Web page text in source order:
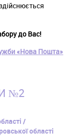
до Вас!
«Нова Пошта»
№2
/
області